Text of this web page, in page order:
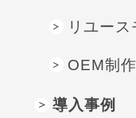
リユー
OEM制
導入事例